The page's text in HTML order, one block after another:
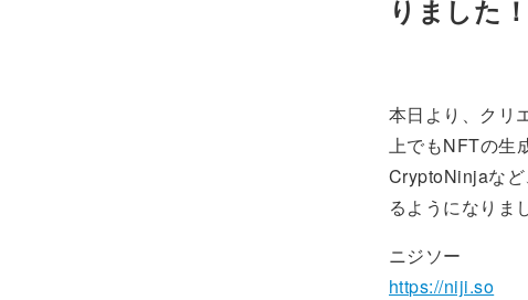
りました！
本日より、クリ
上でもNFTの生
CryptoNinjaな
るようになりま
ニジソー
https://niji.so